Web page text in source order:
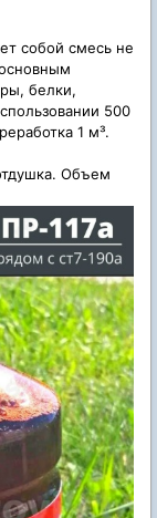
собой смесь не
белки,
500
1 м³.
Объем